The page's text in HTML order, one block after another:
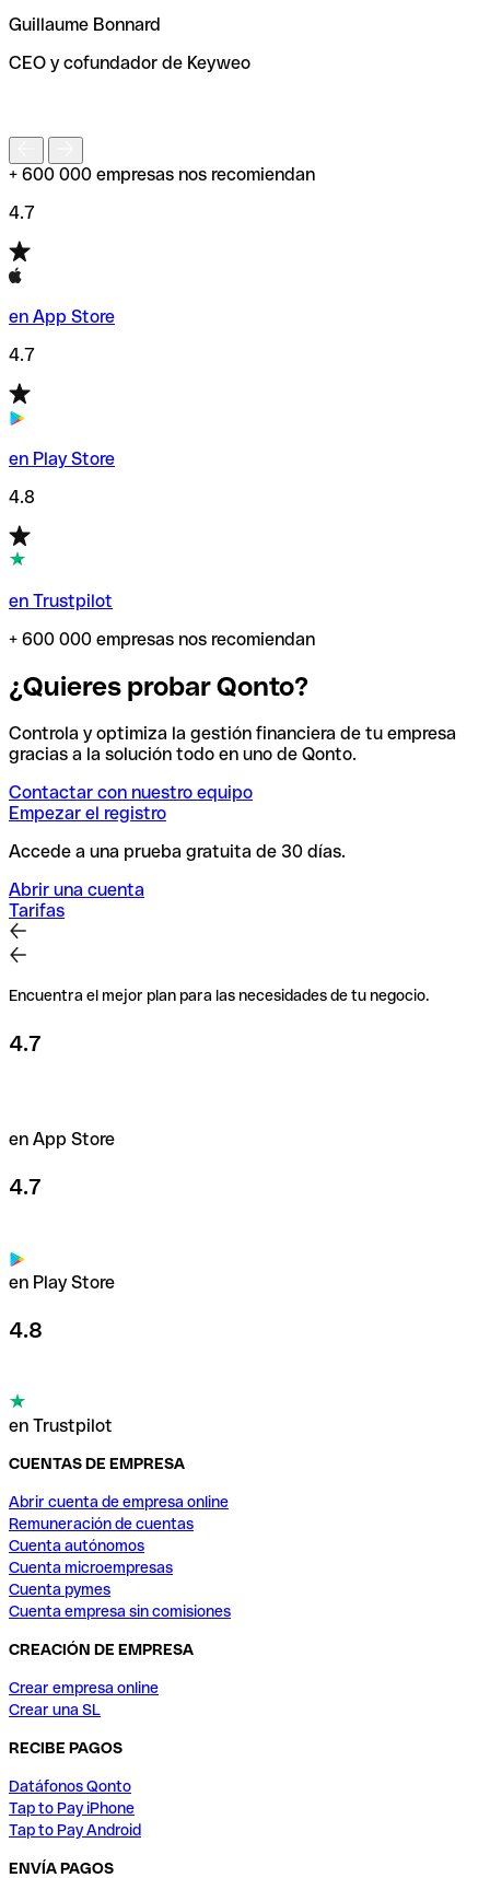
de enviar tu transferencia.
Guillaume Bonnard
CEO y cofundador de Keyweo
+ 600 000 empresas nos recomiendan
4.7
en App Store
4.7
en Play Store
4.8
en Trustpilot
+ 600 000 empresas nos recomiendan
¿Quieres probar Qonto?
Controla y optimiza la gestión financiera de tu empresa
gracias a la solución todo en uno de Qonto.
Contactar con nuestro equipo
Empezar el registro
Accede a una prueba gratuita de 30 días.
Abrir una cuenta
Tarifas
Encuentra el mejor plan para las necesidades de tu negocio.
4.7
en App Store
4.7
en Play Store
4.8
en Trustpilot
CUENTAS DE EMPRESA
Abrir cuenta de empresa online
Remuneración de cuentas
Cuenta autónomos
Cuenta microempresas
Cuenta pymes
Cuenta empresa sin comisiones
CREACIÓN DE EMPRESA
Crear empresa online
Crear una SL
RECIBE PAGOS
Datáfonos Qonto
Tap to Pay iPhone
Tap to Pay Android
ENVÍA PAGOS